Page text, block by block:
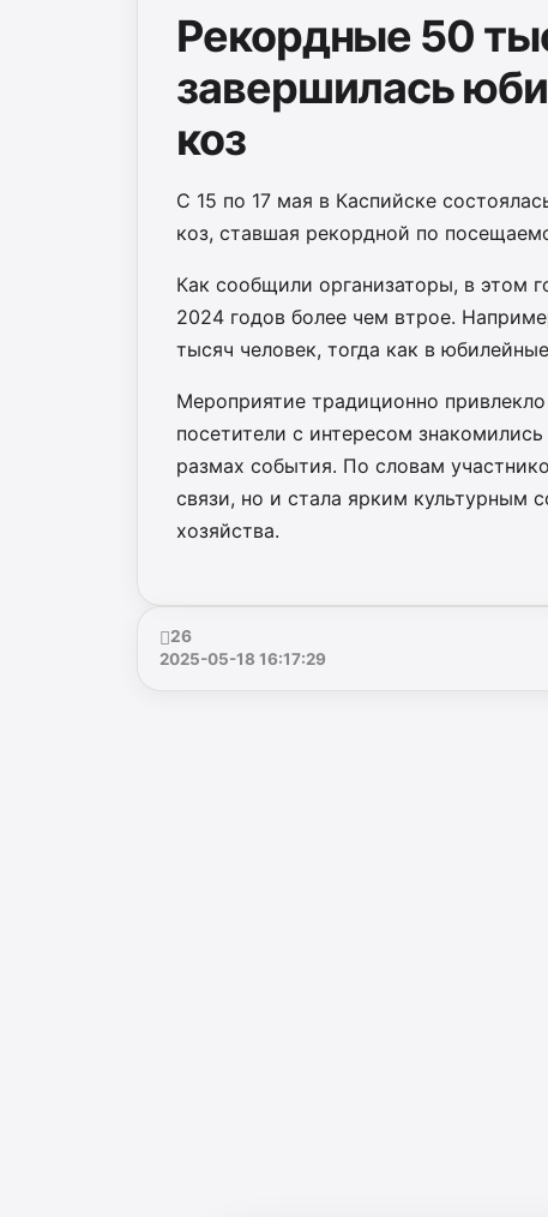
Рекордные 50
завершилась
коз
С 15 по 17 мая в Каспийске
коз, ставшая рекордной по
Как сообщили организаторы, в этом
2024 годов более чем втрое.
тысяч человек, тогда как в
Мероприятие традиционно
посетители с интересом
размах события. По словам
связи, но и стала ярким культурным
хозяйства.
26
2025-05-18 16:17:29